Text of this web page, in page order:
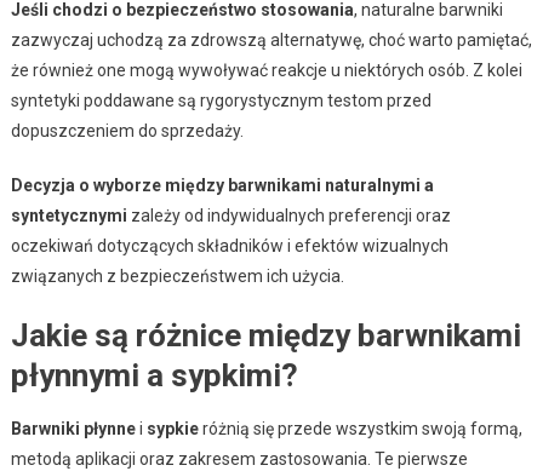
Jeśli chodzi o bezpieczeństwo stosowania, naturalne barwniki
zazwyczaj uchodzą za zdrowszą alternatywę, choć warto pamiętać,
że również one mogą wywoływać reakcje u niektórych osób. Z kolei
syntetyki poddawane są rygorystycznym testom przed
dopuszczeniem do sprzedaży.
Decyzja o wyborze między barwnikami naturalnymi a
syntetycznymi zależy od indywidualnych preferencji oraz
oczekiwań dotyczących składników i efektów wizualnych
związanych z bezpieczeństwem ich użycia.
Jakie są różnice między barwnikami
płynnymi a sypkimi?
Barwniki płynnei sypkieróżnią się przede wszystkim swoją formą,
metodą aplikacji oraz zakresem zastosowania. Te pierwsze